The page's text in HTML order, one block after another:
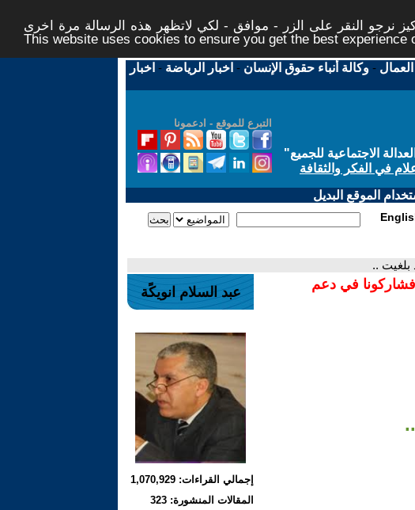
نرجو النقر على الزر - موافق - لكي لاتظهر هذه الرسالة مرة اخرى -
This website uses cookies to ensure you get the best experience
العمال -وكالة أنباء حقوق الإنسان - اخبار الرياضة - اخبار
التبرع للموقع - ادعمونا
الاجتماعية للجميع"
في الفكر والثقافة
الموقع البديل
بلغيت ..
فشاركونا في دعم
عبد السلام انويكًة
إجمالي القراءات: 1,070,929
المقالات المنشورة: 323